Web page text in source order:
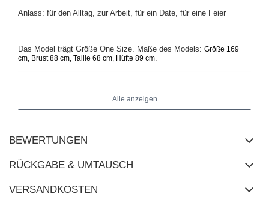
Anlass: für den Alltag, zur Arbeit, für ein Date, für eine Feier
Das Model trägt Größe One Size. Maße des Models: Größe 169
cm, Brust 88 cm, Taille 68 cm, Hüfte 89 cm.
Alle anzeigen
BEWERTUNGEN
RÜCKGABE & UMTAUSCH
VERSANDKOSTEN